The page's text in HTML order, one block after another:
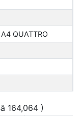
QUATTRO
164,064 )